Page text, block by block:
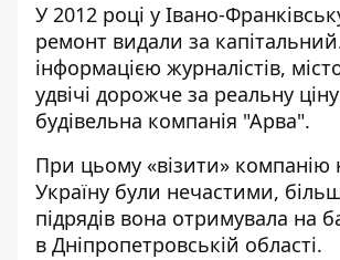
У 2012 році у Івано-
ремонт видали за
інформацією журналістів,
удвічі дорожче за реальну
будівельна компанія "Арва".
При цьому «візити» компанію
Україну були нечастими,
підрядів вона отримувала на
в Дніпропетровській області.